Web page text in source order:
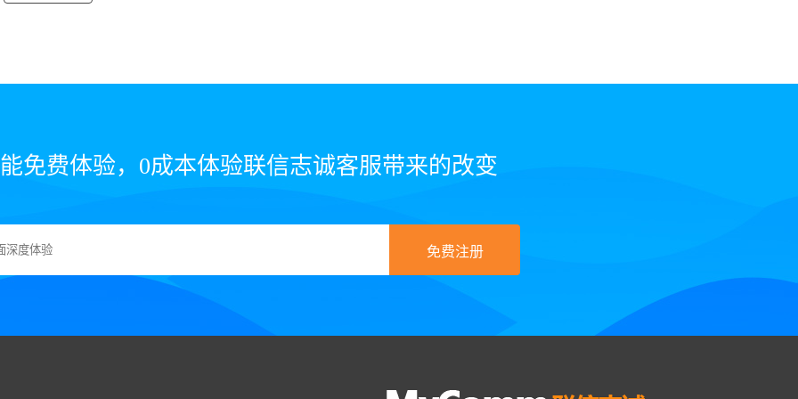
免费体验，0成本体验联信志诚客服带来的改变